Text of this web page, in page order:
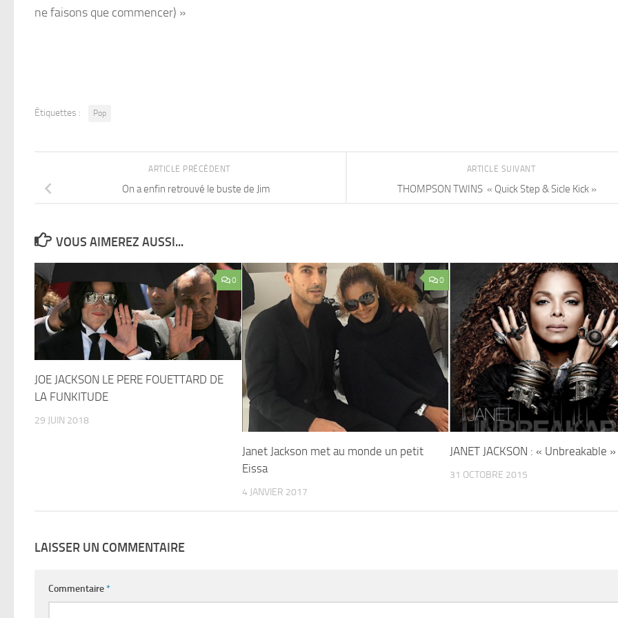
ne faisons que commencer) »
Étiquettes : Pop
ARTICLE SUIVANT
THOMPSON TWINS « Quick Step & Sicle Kick »
ARTICLE PRÉCÉDENT
On a enfin retrouvé le buste de Jim
VOUS AIMEREZ AUSSI...
0
JOE JACKSON LE PERE FOUETTARD DE
LA FUNKITUDE
29 JUIN 2018
0
Janet Jackson met au monde un petit
Eissa
4 JANVIER 2017
JANET JACKSON : « Unbreakable »
31 OCTOBRE 2015
LAISSER UN COMMENTAIRE
Commentaire*